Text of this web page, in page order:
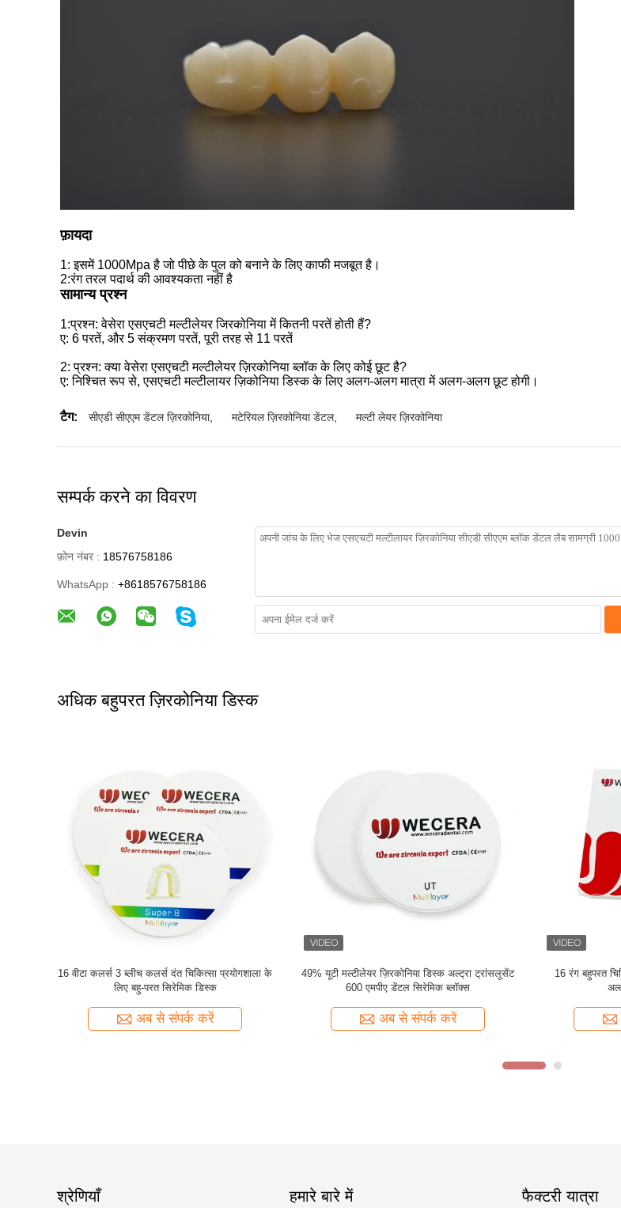
फ़ायदा
1: इसमें 1000Mpa है जो पीछे के पुल को बनाने के लिए काफी मजबूत है।
2:रंग तरल पदार्थ की आवश्यकता नहीं है
सामान्य प्रश्न
1:प्रश्न: वेसेरा एसएचटी मल्टीलेयर जिरकोनिया में कितनी परतें होती हैं?
ए: 6 परतें, और 5 संक्रमण परतें, पूरी तरह से 11 परतें
2: प्रश्न: क्या वेसेरा एसएचटी मल्टीलेयर ज़िरकोनिया ब्लॉक के लिए कोई छूट है?
ए: निश्चित रूप से, एसएचटी मल्टीलायर ज़िकोनिया डिस्क के लिए अलग-अलग मात्रा में अलग-अलग छूट होगी।
टैग: सीएडी सीएएम डेंटल ज़िरकोनिया, मटेरियल ज़िरकोनिया डेंटल, मल्टी लेयर ज़िरकोनिया
सम्पर्क करने का विवरण
Devin
फ़ोन नंबर : 18576758186
WhatsApp : +8618576758186
अधिक बहुपरत ज़िरकोनिया डिस्क
वेसेरा यूटी मल्टीलेयर जिरकोनिया डिस्क 600 एमपीए 49%
अल्ट्रा ट्रांसल्यूसेंट जिरकोनिया
अब से संपर्क करें
1000 एमपीए बहुपरत ज़िरकोनिया दंत चिकित्सा सामग्री 98
* 18 मिमी सुपर उच्च पारभासी
अब से संपर्क करें
डेंटल लैब वेसेरा के
श्रेणियाँ हमारे बारे में फैक्टरी यात्रा